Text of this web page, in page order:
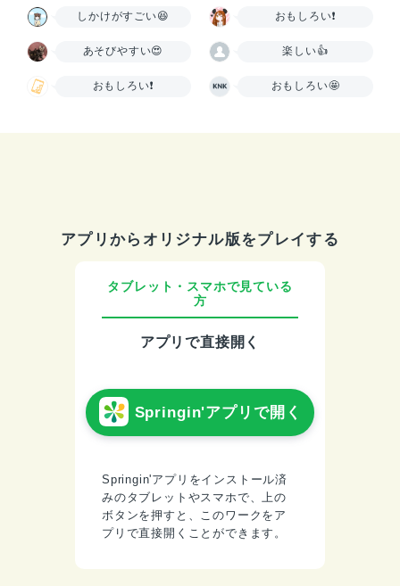
しかけがすごい😆 おもしろい❗
あそびやすい😍 楽しい👍
おもしろい❗ おもしろい🤩
アプリからオリジナル版をプレイする
タブレット・スマホで見ている
方
アプリで直接開く
Springin'アプリで開く
Springin'アプリをインストール済
みのタブレットやスマホで、上の
ボタンを押すと、このワークをア
プリで直接開くことができます。